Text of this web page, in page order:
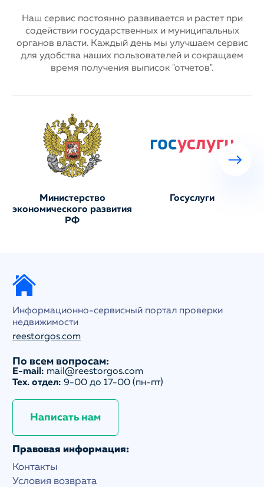
Наш сервис постоянно развивается и растет при
содействии государственныхи муниципальных
органов власти. Каждый день мы улучшаем сервис
для удобства наших пользователей и сокращаем
время получения выписок "отчетов".
Министерство
экономического развития
РФ
Госуслуги
Информационно-сервисный портал проверки
недвижимости
reestorgos.com
По всем вопросам:
E-mail: mail@reestorgos.com
Тех. отдел: 9-00 до 17-00 (пн-пт)
Написать нам
Правовая информация:
Контакты
Условия возврата